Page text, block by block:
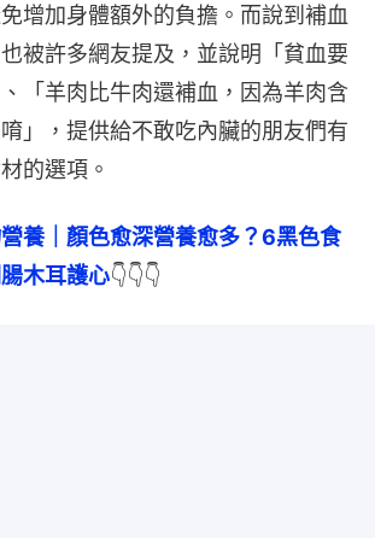
增加身體額外的負擔。而說到補血
被許多網友提及，並說明「貧血要
「羊肉比牛肉還補血，因為羊肉含
」，提供給不敢吃內臟的朋友們有
的選項。
養｜顏色愈深營養愈多？6黑色食
木耳護心👇👇👇